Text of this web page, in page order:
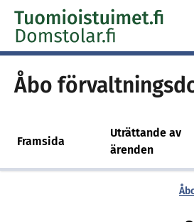
Skip to content -saavutettavuusohje
Åbo
Framsida
Uträttande av
ärenden